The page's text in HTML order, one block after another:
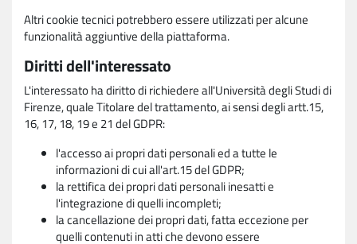
Altri cookie tecnici potrebbero essere utilizzati per alcune
funzionalità aggiuntive della piattaforma.
Diritti dell'interessato
L'interessato ha diritto di richiedere all'Università degli Studi di
Firenze, quale Titolare del trattamento, ai sensi degli artt.15,
16, 17, 18, 19 e 21 del GDPR:
l'accesso ai propri dati personali ed a tutte le
informazioni di cui all'art.15 del GDPR;
la rettifica dei propri dati personali inesatti e
l'integrazione di quelli incompleti;
la cancellazione dei propri dati, fatta eccezione per
quelli contenuti in atti che devono essere